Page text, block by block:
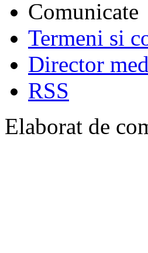
Comunicate
Termeni si
Director
RSS
Elaborat de